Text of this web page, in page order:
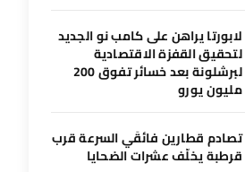
لابورتا يراهن على كامب نو الجديد
لتحقيق القفزة الاقتصادية
لبرشلونة بعد خسائر تفوق 200
مليون يورو
تصادم قطارين فائقَي السرعة قرب
قرطبة يخلّف عشرات الضحايا